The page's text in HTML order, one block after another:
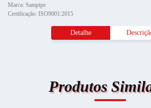
Marca: Sampipe
Certificação: ISO9001:2015
Detalhe
Produtos